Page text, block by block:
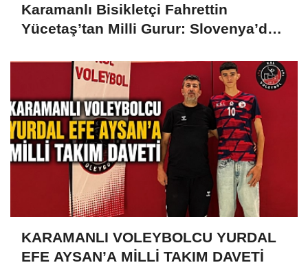
Karamanlı Bisikletçi Fahrettin
Yücetaş’tan Milli Gurur: Slovenya’da
KARAMANLI VOLEYBOLCU YURDAL
EFE AYSAN’A MİLLİ TAKIM DAVETİ